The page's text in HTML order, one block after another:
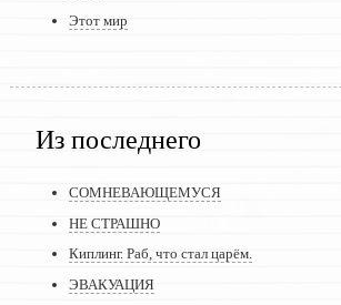
Этот мир
Из последнего
СОМНЕВАЮЩЕМУСЯ
НЕ СТРАШНО
Киплинг. Раб, что стал царём.
ЭВАКУАЦИЯ